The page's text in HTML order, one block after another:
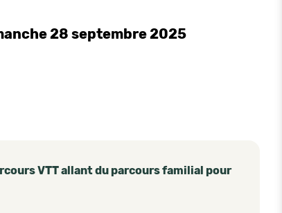
28 septembre 2025
VTT allant du parcours familial pour